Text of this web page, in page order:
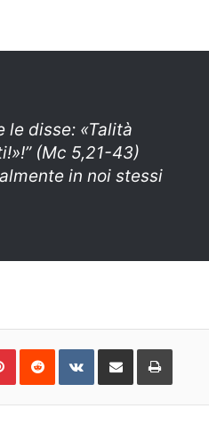
le disse: «Talità
(Mc 5,21-43)
in noi stessi
PinterestReddit VKontakteShare
Email
Print